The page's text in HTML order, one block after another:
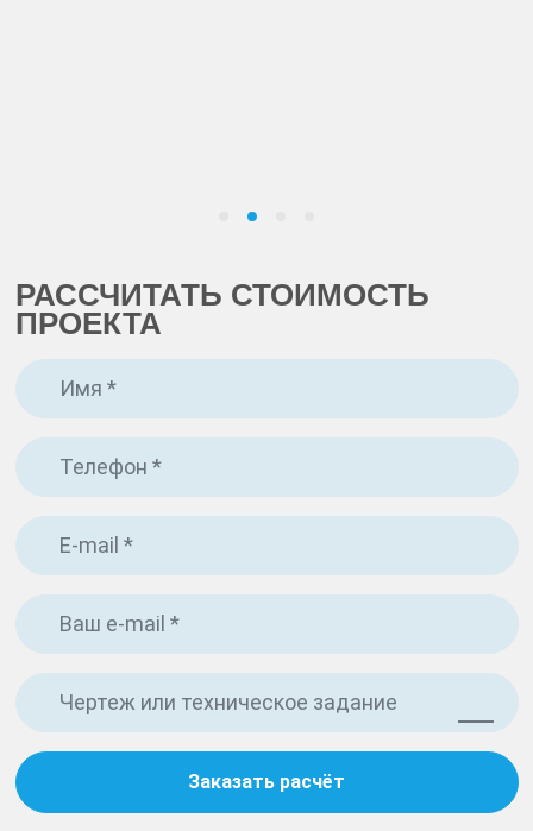
РАССЧИТАТЬ СТОИМОСТЬ
ПРОЕКТА
Чертеж или техническое задание
Заказать расчёт